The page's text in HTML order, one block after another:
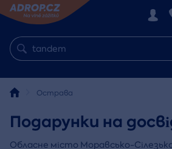
Острава
Подарунки на
Обласне місто Моравсько-